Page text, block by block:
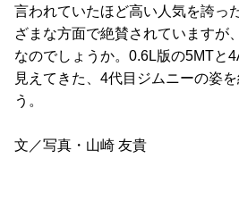
言われていたほど高い人気を誇っ
ざまな方面で絶賛されていますが
なのでしょうか。0.6L版の5MTと
見えてきた、4代目ジムニーの姿
う。
文／写真・山崎 友貴